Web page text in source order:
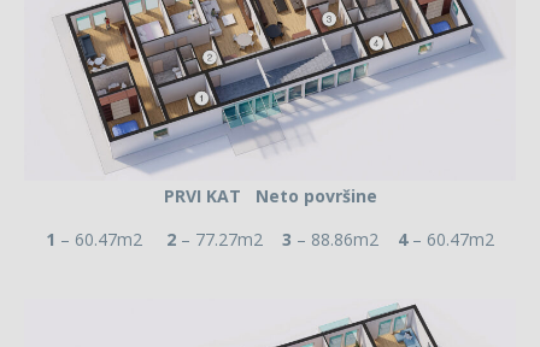
PRVI KAT Neto površine
1 – 60.47m2 2 – 77.27m2 3 – 88.86m2 4– 60.47m2